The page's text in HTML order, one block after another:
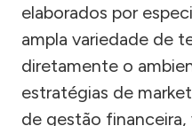
elaborados por
ampla variedade de
diretamente o
estratégias de
de gestão